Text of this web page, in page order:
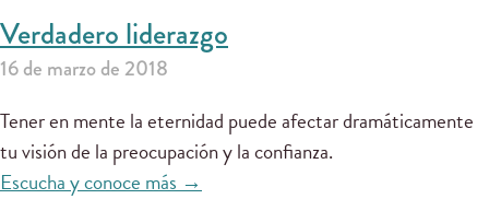
Verdadero liderazgo
16 de marzo de 2018
Tener en mente la eternidad puede afectar dramáticamente
tu visión de la preocupación y la confianza.
Escucha y conoce más →